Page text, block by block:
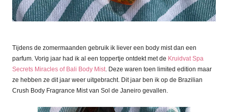
Tijdens de zomermaanden gebruik ik liever een body mist dan een
parfum. Vorig jaar had ik al een toppertje ontdekt met de Kruidvat Spa
Secrets Miracles of Bali Body Mist. Deze waren toen limited edition maar
ze hebben ze dit jaar weer uitgebracht. Dit jaar ben ik op de Brazilian
Crush Body Fragrance Mist van Sol de Janeiro gevallen.